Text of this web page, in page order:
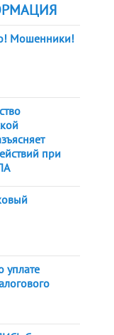
Мошенники!
при
уплате